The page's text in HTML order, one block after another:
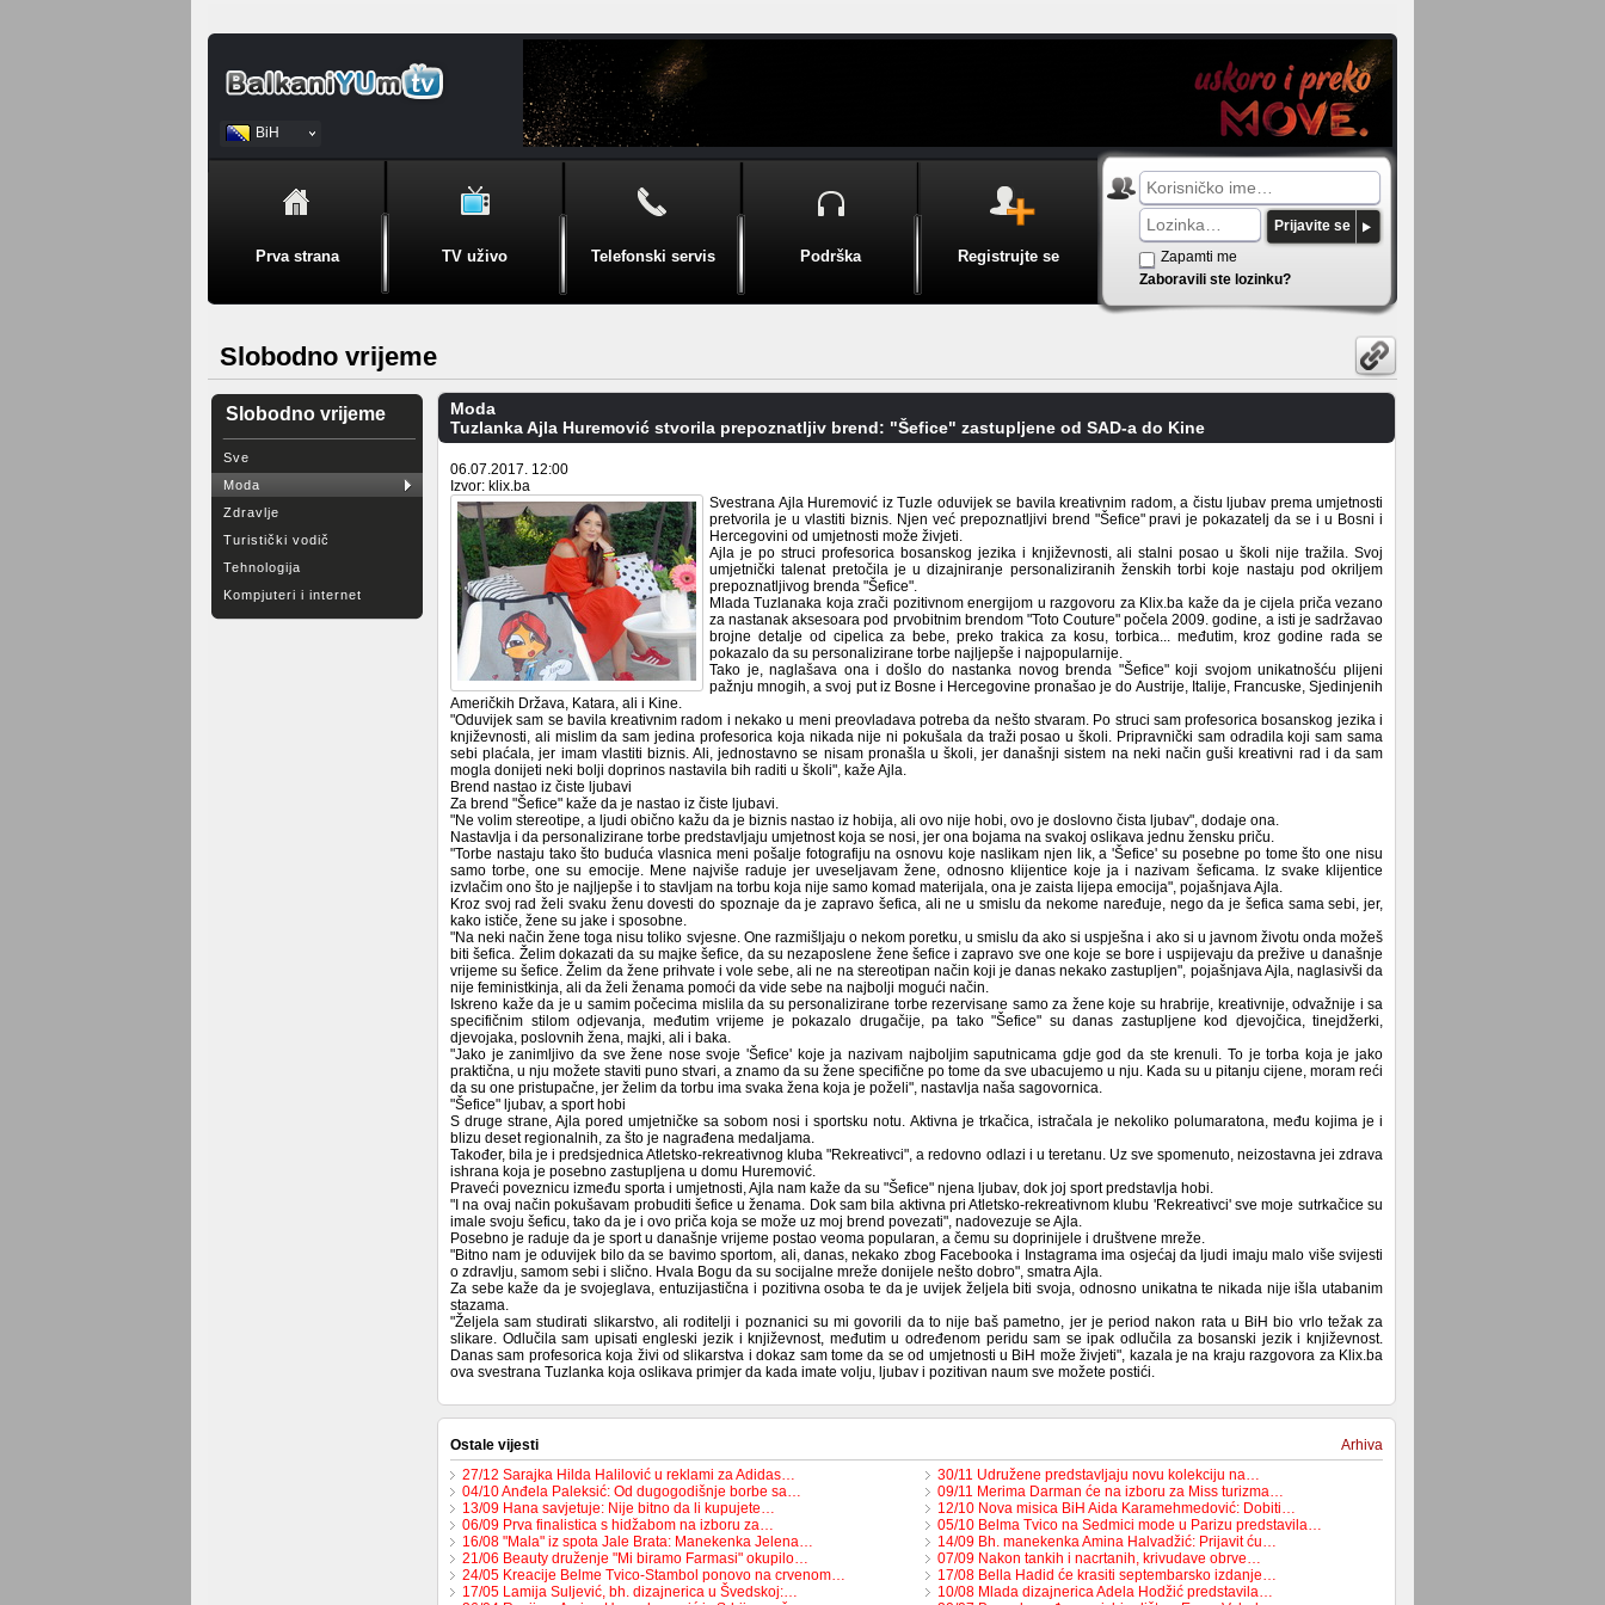
BiH
Srpski
Prva strana TV uživo Telefonski servis Podrška Registrujte se
Prijavite se
Zapamti me
Zaboravili ste lozinku?
Slobodno vrijeme
Slobodno vrijeme
Sve
Moda
Zdravlje
Turistički vodič
Tehnologija
Kompjuteri i internet
Moda
Tuzlanka Ajla Huremović stvorila prepoznatljiv brend: "Šefice" zastupljene od SAD-a do Kine
06.07.2017. 12:00
Izvor: klix.ba
Svestrana Ajla Huremović iz Tuzle oduvijek se bavila kreativnim radom, a čistu ljubav prema umjetnosti
pretvorila je u vlastiti biznis. Njen već prepoznatljivi brend "Šefice" pravi je pokazatelj da se i u Bosni i
Hercegovini od umjetnosti može živjeti.
Ajla je po struci profesorica bosanskog jezika i književnosti, ali stalni posao u školi nije tražila. Svoj
umjetnički talenat pretočila je u dizajniranje personaliziranih ženskih torbi koje nastaju pod okriljem
prepoznatljivog brenda "Šefice".
Mlada Tuzlanaka koja zrači pozitivnom energijom u razgovoru za Klix.ba kaže da je cijela priča vezano
za nastanak aksesoara pod prvobitnim brendom "Toto Couture" počela 2009. godine, a isti je sadržavao
brojne detalje od cipelica za bebe, preko trakica za kosu, torbica... međutim, kroz godine rada se
pokazalo da su personalizirane torbe najljepše i najpopularnije.
Tako je, naglašava ona i došlo do nastanka novog brenda "Šefice" koji svojom unikatnošću plijeni
pažnju mnogih, a svoj put iz Bosne i Hercegovine pronašao je do Austrije, Italije, Francuske, Sjedinjenih
Američkih Država, Katara, ali i Kine.
"Oduvijek sam se bavila kreativnim radom i nekako u meni preovladava potreba da nešto stvaram. Po struci sam profesorica bosanskog jezika i
književnosti, ali mislim da sam jedina profesorica koja nikada nije ni pokušala da traži posao u školi. Pripravnički sam odradila koji sam sama
sebi plaćala, jer imam vlastiti biznis. Ali, jednostavno se nisam pronašla u školi, jer današnji sistem na neki način guši kreativni rad i da sam
mogla donijeti neki bolji doprinos nastavila bih raditi u školi", kaže Ajla.
Brend nastao iz čiste ljubavi
Za brend "Šefice" kaže da je nastao iz čiste ljubavi.
"Ne volim stereotipe, a ljudi obično kažu da je biznis nastao iz hobija, ali ovo nije hobi, ovo je doslovno čista ljubav", dodaje ona.
Nastavlja i da personalizirane torbe predstavljaju umjetnost koja se nosi, jer ona bojama na svakoj oslikava jednu žensku priču.
"Torbe nastaju tako što buduća vlasnica meni pošalje fotografiju na osnovu koje naslikam njen lik, a 'Šefice' su posebne po tome što one nisu
samo torbe, one su emocije. Mene najviše raduje jer uveseljavam žene, odnosno klijentice koje ja i nazivam šeficama. Iz svake klijentice
izvlačim ono što je najljepše i to stavljam na torbu koja nije samo komad materijala, ona je zaista lijepa emocija", pojašnjava Ajla.
Kroz svoj rad želi svaku ženu dovesti do spoznaje da je zapravo šefica, ali ne u smislu da nekome naređuje, nego da je šefica sama sebi, jer,
kako ističe, žene su jake i sposobne.
"Na neki način žene toga nisu toliko svjesne. One razmišljaju o nekom poretku, u smislu da ako si uspješna i ako si u javnom životu onda možeš
biti šefica. Želim dokazati da su majke šefice, da su nezaposlene žene šefice i zapravo sve one koje se bore i uspijevaju da prežive u današnje
vrijeme su šefice. Želim da žene prihvate i vole sebe, ali ne na stereotipan način koji je danas nekako zastupljen", pojašnjava Ajla, naglasivši da
nije feministkinja, ali da želi ženama pomoći da vide sebe na najbolji mogući način.
Iskreno kaže da je u samim počecima mislila da su personalizirane torbe rezervisane samo za žene koje su hrabrije, kreativnije, odvažnije i sa
specifičnim stilom odjevanja, međutim vrijeme je pokazalo drugačije, pa tako "Šefice" su danas zastupljene kod djevojčica, tinejdžerki,
djevojaka, poslovnih žena, majki, ali i baka.
"Jako je zanimljivo da sve žene nose svoje 'Šefice' koje ja nazivam najboljim saputnicama gdje god da ste krenuli. To je torba koja je jako
praktična, u nju možete staviti puno stvari, a znamo da su žene specifične po tome da sve ubacujemo u nju. Kada su u pitanju cijene, moram reći
da su one pristupačne, jer želim da torbu ima svaka žena koja je poželi", nastavlja naša sagovornica.
"Šefice" ljubav, a sport hobi
S druge strane, Ajla pored umjetničke sa sobom nosi i sportsku notu. Aktivna je trkačica, istračala je nekoliko polumaratona, među kojima je i
blizu deset regionalnih, za što je nagrađena medaljama.
Također, bila je i predsjednica Atletsko-rekreativnog kluba "Rekreativci", a redovno odlazi i u teretanu. Uz sve spomenuto, neizostavna jei zdrava
ishrana koja je posebno zastupljena u domu Huremović.
Praveći poveznicu između sporta i umjetnosti, Ajla nam kaže da su "Šefice" njena ljubav, dok joj sport predstavlja hobi.
"I na ovaj način pokušavam probuditi šefice u ženama. Dok sam bila aktivna pri Atletsko-rekreativnom klubu 'Rekreativci' sve moje sutrkačice su
imale svoju šeficu, tako da je i ovo priča koja se može uz moj brend povezati", nadovezuje se Ajla.
Posebno je raduje da je sport u današnje vrijeme postao veoma popularan, a čemu su doprinijele i društvene mreže.
"Bitno nam je oduvijek bilo da se bavimo sportom, ali, danas, nekako zbog Facebooka i Instagrama ima osjećaj da ljudi imaju malo više svijesti
o zdravlju, samom sebi i slično. Hvala Bogu da su socijalne mreže donijele nešto dobro", smatra Ajla.
Za sebe kaže da je svojeglava, entuzijastična i pozitivna osoba te da je uvijek željela biti svoja, odnosno unikatna te nikada nije išla utabanim
stazama.
"Željela sam studirati slikarstvo, ali roditelji i poznanici su mi govorili da to nije baš pametno, jer je period nakon rata u BiH bio vrlo težak za
slikare. Odlučila sam upisati engleski jezik i književnost, međutim u određenom peridu sam se ipak odlučila za bosanski jezik i književnost.
Danas sam profesorica koja živi od slikarstva i dokaz sam tome da se od umjetnosti u BiH može živjeti", kazala je na kraju razgovora za Klix.ba
ova svestrana Tuzlanka koja oslikava primjer da kada imate volju, ljubav i pozitivan naum sve možete postići.
Ostale vijesti
Arhiva
27/12 Sarajka Hilda Halilović u reklami za Adidas…
04/10 Anđela Paleksić: Od dugogodišnje borbe sa…
13/09 Hana savjetuje: Nije bitno da li kupujete…
06/09 Prva finalistica s hidžabom na izboru za…
16/08 "Mala" iz spota Jale Brata: Manekenka Jelena…
21/06 Beauty druženje "Mi biramo Farmasi" okupilo…
24/05 Kreacije Belme Tvico-Stambol ponovo na crvenom…
17/05 Lamija Suljević, bh. dizajnerica u Švedskoj:…
30/11 Udružene predstavljaju novu kolekciju na…
09/11 Merima Darman će na izboru za Miss turizma…
12/10 Nova misica BiH Aida Karamehmedović: Dobiti…
05/10 Belma Tvico na Sedmici mode u Parizu predstavila…
14/09 Bh. manekenka Amina Halvadžić: Prijavit ću…
07/09 Nakon tankih i nacrtanih, krivudave obrve…
17/08 Bella Hadid će krasiti septembarsko izdanje…
10/08 Mlada dizajnerica Adela Hodžić predstavila…